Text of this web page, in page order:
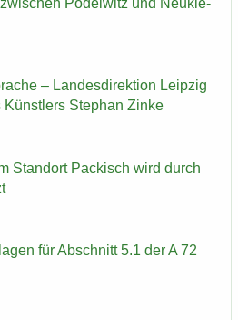
– Lan­des­di­rek­ti­on Leip­zig
Ste­phan Zinke
Stand­ort Pa­ckisch wird durch
für Ab­schnitt 5.1 der A 72